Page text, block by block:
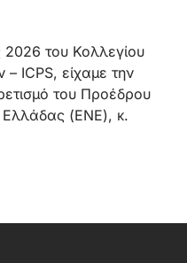
2026 του Κολλεγίου
– ICPS, είχαμε την
του Προέδρου
(ΕΝΕ), κ.